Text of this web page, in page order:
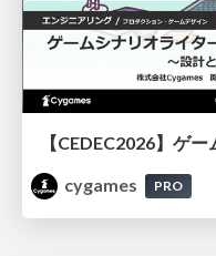
cygames
PRO